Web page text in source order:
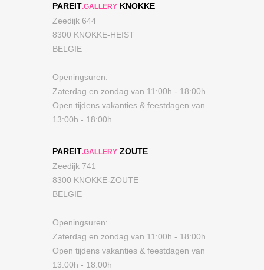
PAREIT.GALLERY KNOKKE
Zeedijk 644
8300 KNOKKE-HEIST
BELGIE
Openingsuren:
Zaterdag en zondag van 11:00h - 18:00h
Open tijdens vakanties & feestdagen van
13:00h - 18:00h
PAREIT.GALLERY ZOUTE
Zeedijk 741
8300 KNOKKE-ZOUTE
BELGIE
Openingsuren:
Zaterdag en zondag van 11:00h - 18:00h
Open tijdens vakanties & feestdagen van
13:00h - 18:00h